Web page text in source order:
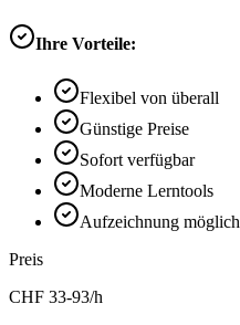
Ihre Vorteile:
Flexibel von überall
Günstige Preise
Sofort verfügbar
Moderne Lerntools
Aufzeichnung möglich
Preis
CHF 33-93/h